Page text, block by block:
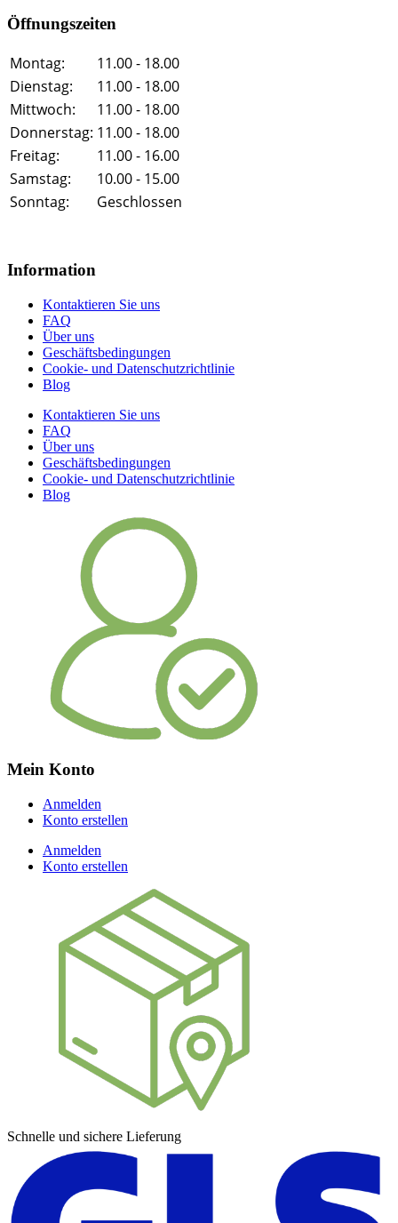
Öffnungszeiten
Montag:
11.00 - 18.00
Dienstag:
11.00 - 18.00
Mittwoch:
11.00 - 18.00
Donnerstag: 11.00 - 18.00
Freitag:
11.00 - 16.00
Samstag:
10.00 - 15.00
Sonntag:
Geschlossen
Information
Kontaktieren Sie uns
FAQ
Über uns
Geschäftsbedingungen
Cookie- und Datenschutzrichtlinie
Blog
Kontaktieren Sie uns
FAQ
Über uns
Geschäftsbedingungen
Cookie- und Datenschutzrichtlinie
Blog
Mein Konto
Anmelden
Konto erstellen
Anmelden
Konto erstellen
Schnelle und sichere Lieferung